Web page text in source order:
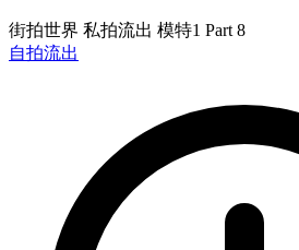
街拍世界 私拍流出 模特1 Part 8
自拍流出